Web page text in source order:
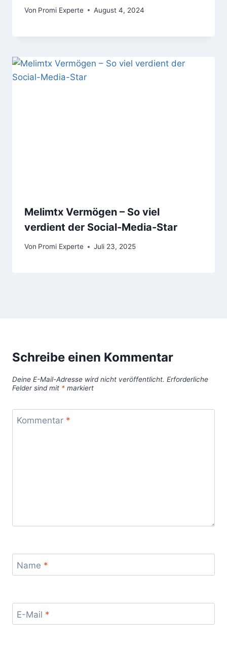
Von Promi Experte August 4, 2024
Melimtx Vermögen – So viel
verdient der Social-Media-Star
Von Promi Experte Juli 23, 2025
Schreibe einen Kommentar
Deine E-Mail-Adresse wird nicht veröffentlicht. Erforderliche
Felder sind mit * markiert
Kommentar *
Name *
E-Mail *